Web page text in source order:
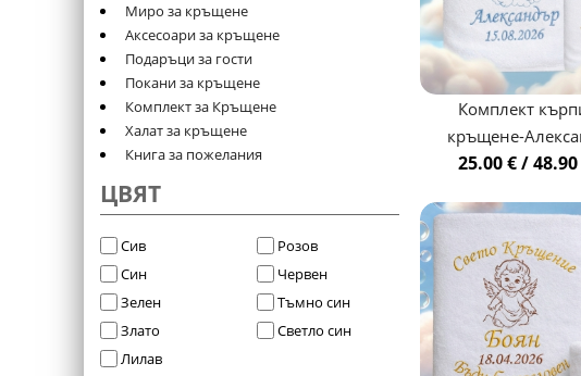
Миро за кръщене
Аксесоари за кръщене
Подаръци за гости
Покани за кръщене
Комплект за Кръщене
Халат за кръщене
Книга за пожелания
ЦВЯТ
Сив
Син
Зелен
Злато
Лилав
Розов
Червен
Тъмно син
Светло син
Комплект
кръщене-
25.00 € /